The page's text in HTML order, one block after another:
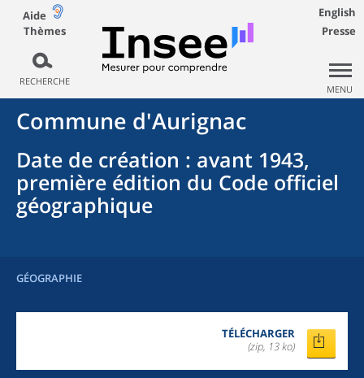
Aide
Thèmes
RECHERCHE
English
Presse
MENU
Commune d'Aurignac
Date de création : avant 1943,
première édition du Code officiel
géographique
GÉOGRAPHIE
TÉLÉCHARGER
(zip, 13 ko)